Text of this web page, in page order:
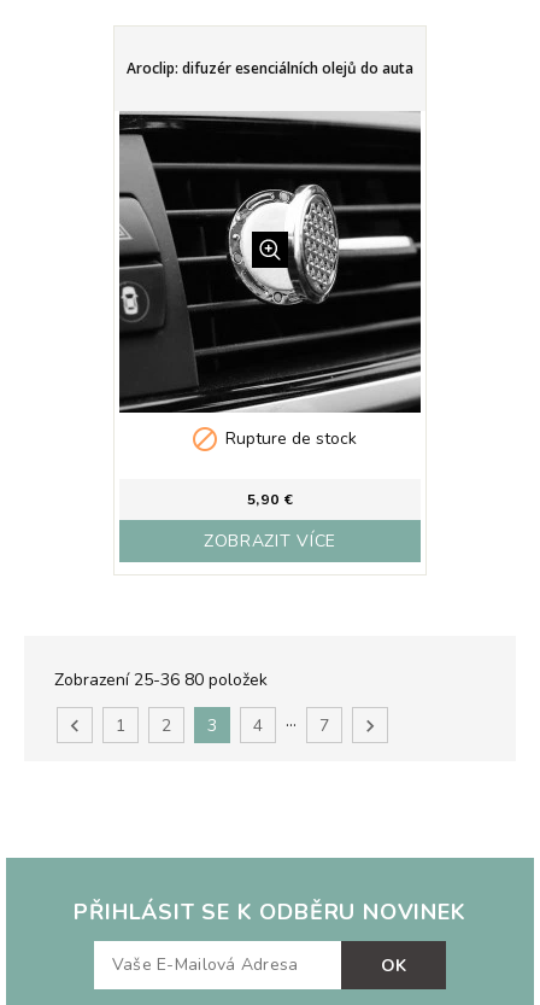
Aroclip: difuzér esenciálních olejů do auta
 Rupture de stock
5,90 €
ZOBRAZIT VÍCE
Zobrazení 25-36 80 položek
 1 2 3 4 … 7 
PŘIHLÁSIT SE K ODBĚRU NOVINEK